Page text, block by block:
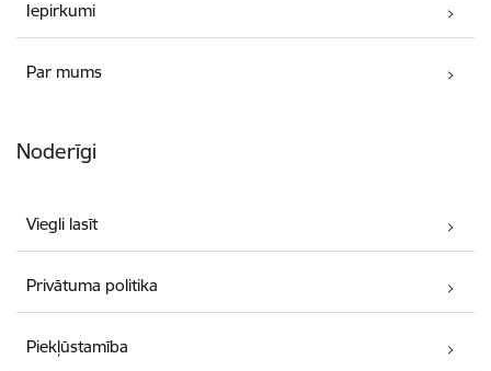
Iepirkumi
Par mums
Noderīgi
Viegli lasīt
Privātuma politika
Piekļūstamība